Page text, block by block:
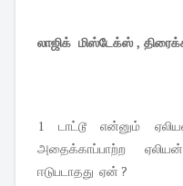
லாஜிக் மிஸ்டேக்ஸ் ,
1 டாட்டூ என்னும்
அதைக்காப்பாற்ற
ஈடுபடாதது ஏன் ?